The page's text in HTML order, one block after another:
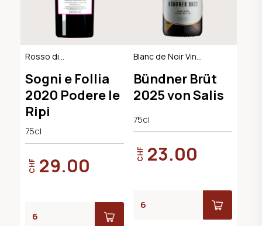
Rosso di
BIO-Demeter
Sogni e Follia
2020 Podere le
Ripi
75cl
CHF 29.00
Blanc de Noir Vin
Graubünden
Bündner Brüt
2025 von Salis
75cl
CHF 23.00